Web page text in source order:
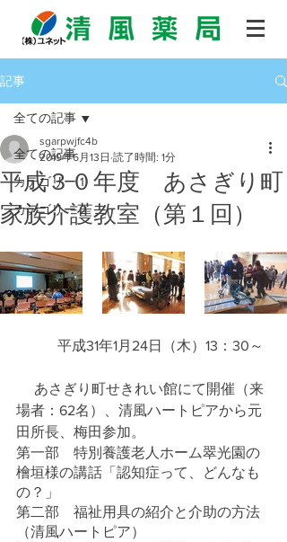
記事
全ての記事
カテゴリー 1
カテゴリー 2
全ての記事
平成３０年度 あさぎり町
家族介護教室（第１回）
sgarpwjfc4b
2019年6月13日 読了時間: 1分
       平成31年1月24日（木）13：30～
場者：62名）、清風ハートピアから元
田所長、梅田参加。
第一部　特別養護老人ホーム翠光園の
檜垣様の講話「認知症って、どんなも
の？」
第二部　福祉用具の紹介と介助の方法
（清風ハートピア）